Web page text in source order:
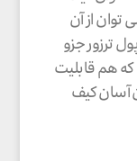
توان از آن
ترزور جزو
هم قابلیت
آسان کیف